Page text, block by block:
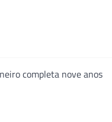
completa nove anos